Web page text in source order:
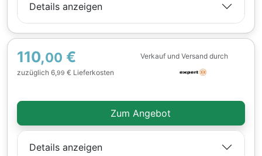
Details anzeigen
110,00 €
zuzüglich 6,99 € Lieferkosten
Verkauf und Versand durch
Zum Angebot
Details anzeigen